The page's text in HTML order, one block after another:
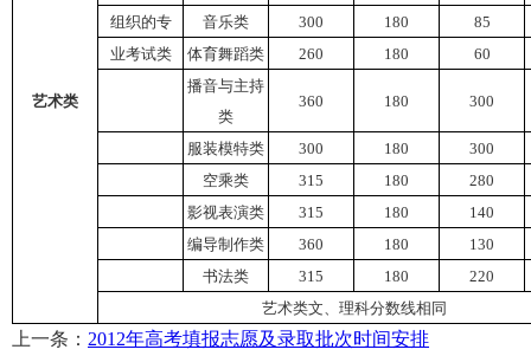
艺术类
组织的专
音乐类 300 180
85
业考试类
体育舞蹈类 260 180
60
播音与主持
类
360 180 300
服装模特类 300 180
300
空乘类
315 180
280
影视表演类
315 180
140
编导制作类
360 180
130
书法类
315 180
220
艺术类文、理科分数线相同
上一条： 2012年高考填报志愿及录取批次时间安排